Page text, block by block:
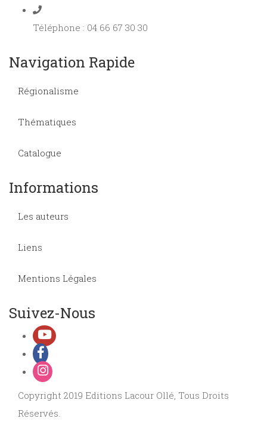
Téléphone : 04 66 67 30 30
Navigation Rapide
Régionalisme
Thématiques
Catalogue
Informations
Les auteurs
Liens
Mentions Légales
Suivez-Nous
Copyright 2019 Editions Lacour Ollé, Tous Droits
Réservés.